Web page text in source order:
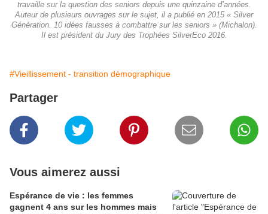
travaille sur la question des seniors depuis une quinzaine d’années.
Auteur de plusieurs ouvrages sur le sujet, il a publié en 2015 « Silver
Génération. 10 idées fausses à combattre sur les seniors » (Michalon).
Il est président du Jury des Trophées SilverEco 2016.
#Vieillissement - transition démographique
Partager
Vous aimerez aussi
Espérance de vie : les femmes
gagnent 4 ans sur les hommes mais